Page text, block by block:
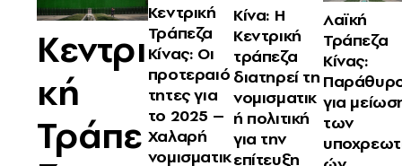
Kεντρι
κή
Τράπε
Κεντρική
Τράπεζα
Κίνας: Οι
προτεραιό
τητες για
το 2025 –
Χαλαρή
νομισματικ
Κίνα: Η
Κεντρική
τράπεζα
διατηρεί τη
νομισματικ
ή πολιτική
για την
επίτευξη
Λαϊκή
Τράπεζα
Κίνας:
για
των